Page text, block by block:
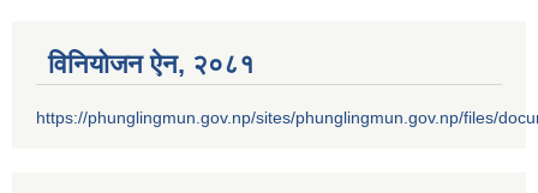
विनियोजन ऐन‚ २०८१
https://phunglingmun.gov.np/sites/phunglingmun.gov.np/files/